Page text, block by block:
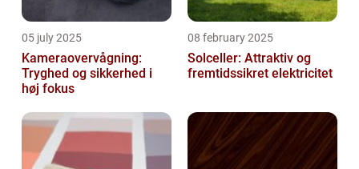
05 july 2025
Kameraovervågning:
Tryghed og sikkerhed i
høj fokus
08 february 2025
Solceller: Attraktiv og
fremtidssikret elektricitet